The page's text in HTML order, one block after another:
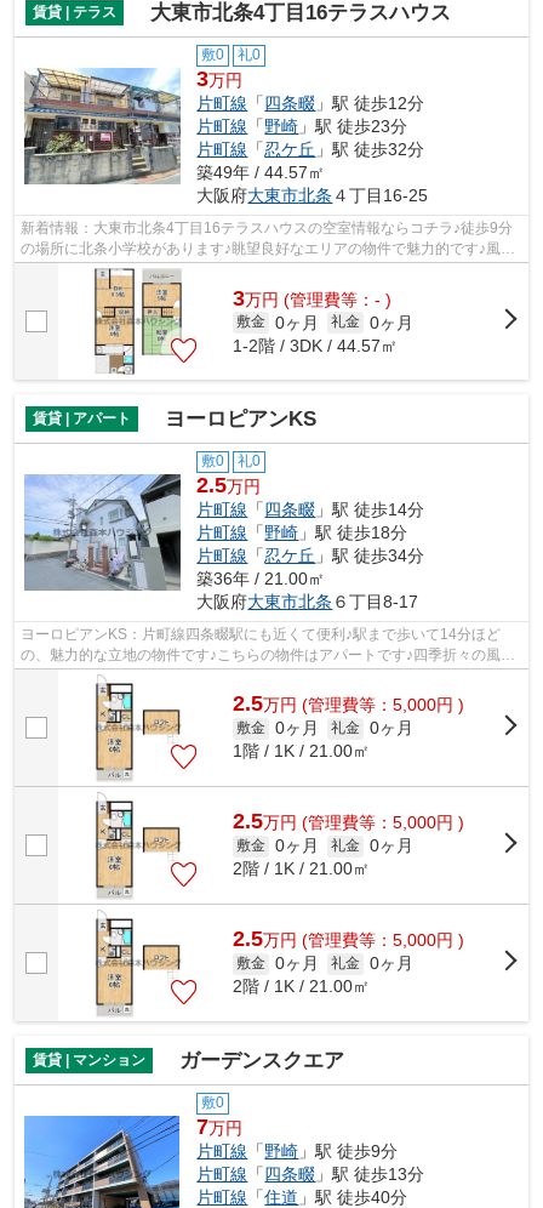
賃貸 | テラス 大東市北条4丁目16テラスハウス
敷0 礼0
3万円
片町線 「四条畷 」駅 徒歩12分
片町線 「野崎 」駅 徒歩23分
片町線 「忍ケ丘 」駅 徒歩32分
築49年 / 44.57㎡
大阪府大東市北条 ４丁目16-25
新着情報：大東市北条4丁目16テラスハウスの空室情報ならコチラ♪徒歩9分
の場所に北条小学校があります♪眺望良好なエリアの物件で魅力的です♪風通
しが良好なので、いつでも新鮮な空気が...
3万円 (管理費等：- )
敷金 0ヶ月 礼金 0ヶ月
1-2階 / 3DK / 44.57㎡
賃貸 | アパート ヨーロピアンKS
敷0 礼0
2.5万円
片町線 「四条畷 」駅 徒歩14分
片町線 「野崎 」駅 徒歩18分
片町線 「忍ケ丘 」駅 徒歩34分
築36年 / 21.00㎡
大阪府大東市北条 ６丁目8-17
ヨーロピアンKS：片町線四条畷駅にも近くて便利♪駅まで歩いて14分ほど
の、魅力的な立地の物件です♪こちらの物件はアパートです♪四季折々の風を
感じられる通風良好な快適のアパートです...
2.5万円 (管理費等：5,000円 )
敷金 0ヶ月 礼金 0ヶ月
1階 / 1K / 21.00㎡
2.5万円 (管理費等：5,000円 )
敷金 0ヶ月 礼金 0ヶ月
2階 / 1K / 21.00㎡
2.5万円 (管理費等：5,000円 )
敷金 0ヶ月 礼金 0ヶ月
2階 / 1K / 21.00㎡
賃貸 | マンション ガーデンスクエア
敷0
7万円
片町線 「野崎 」駅 徒歩9分
片町線 「四条畷 」駅 徒歩13分
片町線 「住道 」駅 徒歩40分